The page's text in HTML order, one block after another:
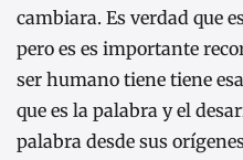
cambiara. Es verdad que
pero es es importante
ser humano tiene tiene
que es la palabra y el
palabra desde sus